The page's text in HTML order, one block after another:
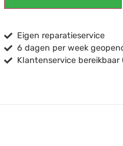
Eigen reparatieservice
6 dagen per week
Klantenservice